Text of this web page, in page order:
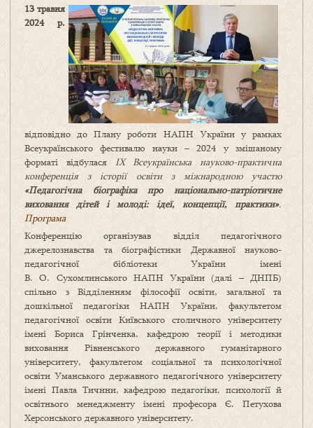
13 травня
2024 р.
відповідно до Плану роботи НАПН України у рамках
Всеукраїнського фестивалю науки – 2024 у змішаному
форматі відбулася ІХ Всеукраїнська науково-практична
конференція з історії освіти з міжнародною участю
«Педагогічна біографіка про національно-патріотичне
виховання дітей і молоді: ідеї, концепції, практики».
Програма
Конференцію організував відділ педагогічного
джерелознавства та біографістики Державної науково-
педагогічної бібліотеки України імені
В. О. Сухомлинського НАПН України (далі – ДНПБ)
спільно з Відділенням філософії освіти, загальної та
дошкільної педагогіки НАПН України, факультетом
педагогічної освіти Київського столичного університету
імені Бориса Грінченка, кафедрою теорії і методики
виховання Рівненського державного гуманітарного
університету, факультетом соціальної та психологічної
освіти Уманського державного педагогічного університету
імені Павла Тичини, кафедрою педагогіки, психології й
освітнього менеджменту імені професора Є. Петухова
Херсонського державного університету.